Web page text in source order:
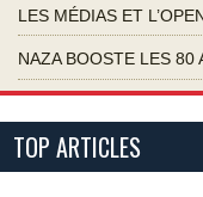
LES MÉDIAS ET
NAZA BOOSTE LES 80
TOP ARTICLES